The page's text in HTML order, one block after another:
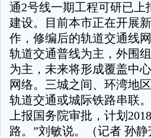
通2号线一期工程可研已
建设。目前本市正在开展
作，修编后的轨道交通线
轨道交通普线为主，外围
为主，未来将形成覆盖中
网络。三城之间、环湾地
轨道交通或城际铁路串联
上报国务院审批，计划
路。”刘敏说。（记者 孙静